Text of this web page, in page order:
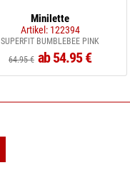
Minilette
Artikel: 122394
SUPERFIT BUMBLEBEE PINK
64.95 € ab 54.95 €